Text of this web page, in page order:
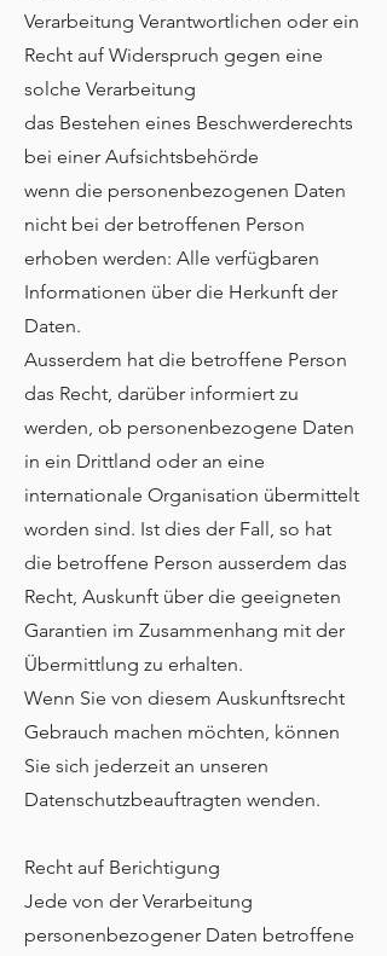
Verarbeitung Verantwortlichen oder ein
Recht auf Widerspruch gegen eine
solche Verarbeitung
das Bestehen eines Beschwerderechts
bei einer Aufsichtsbehörde
wenn die personenbezogenen Daten
nicht bei der betroffenen Person
erhoben werden: Alle verfügbaren
Informationen über die Herkunft der
Daten.
Ausserdem hat die betroffene Person
das Recht, darüber informiert zu
werden, ob personenbezogene Daten
in ein Drittland oder an eine
internationale Organisation übermittelt
worden sind. Ist dies der Fall, so hat
die betroffene Person ausserdem das
Recht, Auskunft über die geeigneten
Garantien im Zusammenhang mit der
Übermittlung zu erhalten.
Wenn Sie von diesem Auskunftsrecht
Gebrauch machen möchten, können
Sie sich jederzeit an unseren
Datenschutzbeauftragten wenden.
Recht auf Berichtigung
Jede von der Verarbeitung
personenbezogener Daten betroffene